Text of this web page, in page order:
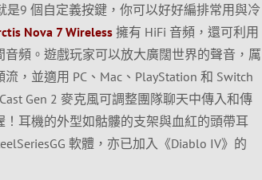
是9 個自定義按鍵，你可以好好編排常用與冷
Nova 7 Wireless擁有 HiFi 音頻，還可利用
音頻。遊戲玩家可以放大廣闊世界的聲音，厲
，並適用 PC、Mac、PlayStation 和 Switch
Gen 2 麥克風可調整團隊聊天中傳入和傳
耳機的外型如骷髏的支架與血紅的頭帶耳
軟體，亦已加入《Diablo IV》的